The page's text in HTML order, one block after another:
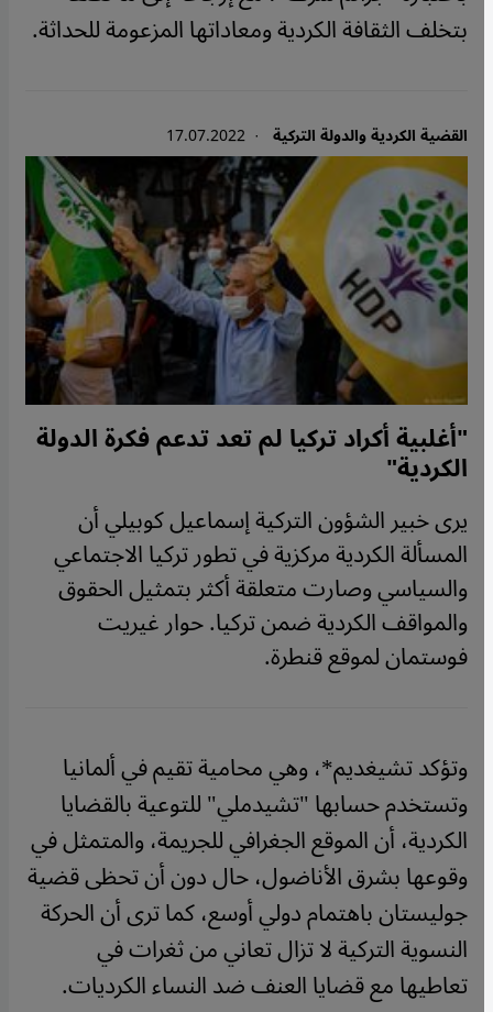
بتخلف الثقافة الكردية ومعاداتها المزعومة للحداثة.
القضية الكردية والدولة التركية · 17.07.2022
"أغلبية أكراد تركيا لم تعد تدعم فكرة الدولة
الكردية"
يرى خبير الشؤون التركية إسماعيل كوبيلي أن
المسألة الكردية مركزية في تطور تركيا الاجتماعي
والسياسي وصارت متعلقة أكثر بتمثيل الحقوق
والمواقف الكردية ضمن تركيا. حوار غيريت
فوستمان لموقع قنطرة.
وتؤكد تشيغديم*، وهي محامية تقيم في ألمانيا
وتستخدم حسابها "تشيدملي" للتوعية بالقضايا
الكردية، أن الموقع الجغرافي للجريمة، والمتمثل في
وقوعها بشرق الأناضول، حال دون أن تحظى قضية
جوليستان باهتمام دولي أوسع، كما ترى أن الحركة
النسوية التركية لا تزال تعاني من ثغرات في
تعاطيها مع قضايا العنف ضد النساء الكرديات.